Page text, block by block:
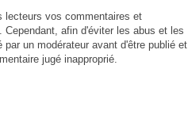
lecteurs vos commentaires et
afin d'éviter les abus et les
un modérateur avant d'être publié et
jugé inapproprié.